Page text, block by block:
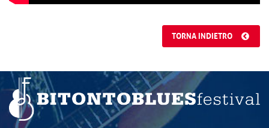
TORNA INDIETRO